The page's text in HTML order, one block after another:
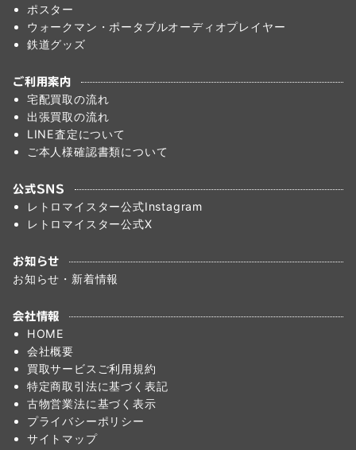
ポスター
ウォークマン・ポータブルオーディオプレイヤー
鉄道グッズ
ご利用案内
宅配買取の流れ
出張買取の流れ
LINE査定について
ご本人様確認書類について
公式SNS
レトロマイスター公式Instagram
レトロマイスター公式X
お知らせ
お知らせ・新着情報
会社情報
HOME
会社概要
買取サービスご利用規約
特定商取引法に基づく表記
古物営業法に基づく表示
プライバシーポリシー
サイトマップ